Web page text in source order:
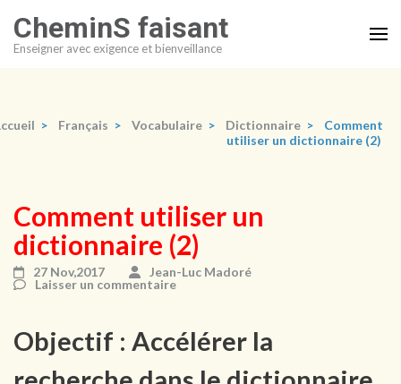
au
contenu
CheminS faisant
Enseigner avec exigence et bienveillance
> Français > Vocabulaire > Dictionnaire >
Comment
utiliser un dictionnaire (2)
Comment utiliser un
dictionnaire (2)
27 Nov,2017
Jean-Luc Madoré
Laisser un commentaire
Objectif : Accélérer la